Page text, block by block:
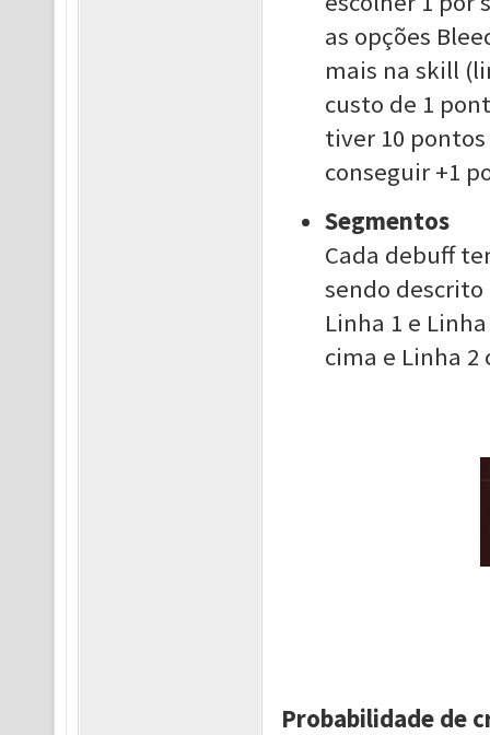
as opções
mais na skill
custo de 1
tiver 10
conseguir +1
Segmentos
Cada debuff
sendo
Linha 1 e
cima e Linha 2
Probabilidade de